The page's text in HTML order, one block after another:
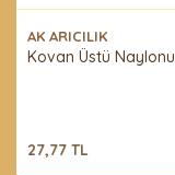
AK ARICILIK
Kovan Üstü Naylonu
27,77 TL